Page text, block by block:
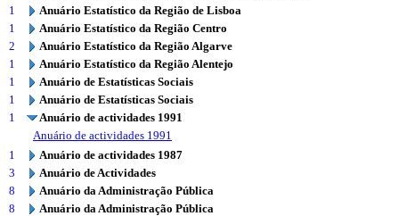
1
Anuário Estatístico da Região de Lisboa
1
Anuário Estatístico da Região Centro
2
Anuário Estatístico da Região Algarve
1
Anuário Estatístico da Região Alentejo
1
Anuário de Estatísticas Sociais
1
Anuário de Estatísticas Sociais
1
Anuário de actividades 1991
Anuário de actividades 1991
1
Anuário de actividades 1987
3
Anuário de Actividades
8
Anuário da Administração Pública
8
Anuário da Administração Pública